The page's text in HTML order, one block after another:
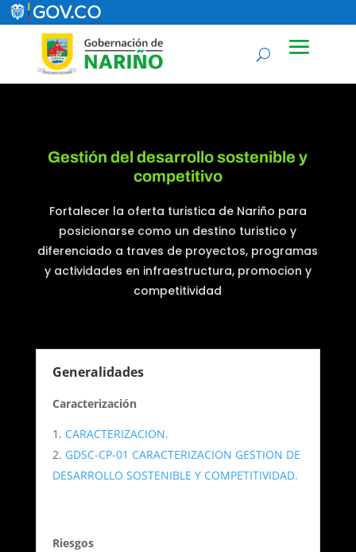
Gestión del desarrollo sostenible y
competitivo
Fortalecer la oferta turistica de Nariño para
posicionarse como un destino turistico y
diferenciado a traves de proyectos, programas
y actividades en infraestructura, promocion y
competitividad
Generalidades
Caracterización
CARACTERIZACION.
GDSC-CP-01 CARACTERIZACION GESTION DE
DESARROLLO SOSTENIBLE Y COMPETITIVIDAD.
Riesgos